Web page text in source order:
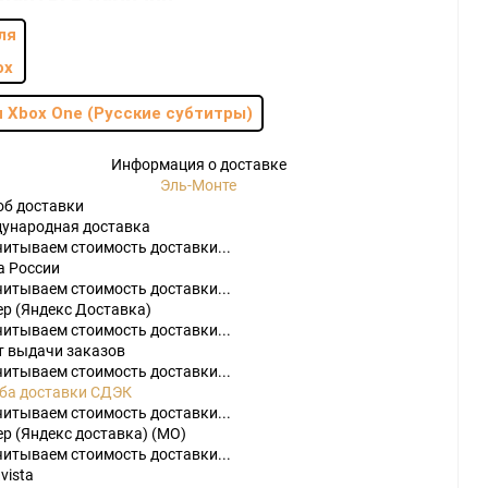
Игры[175] Аксессуары
[1] Игры[30] Аксессуары
Xbox One (Русские субтитры)
Информация о доставке
Эль-Монте
доставки
доставка
стоимость доставки...
России
стоимость доставки...
(Яндекс Доставка)
стоимость доставки...
выдачи заказов
стоимость доставки...
доставки СДЭК
стоимость доставки...
(Яндекс доставка) (МО)
стоимость доставки...